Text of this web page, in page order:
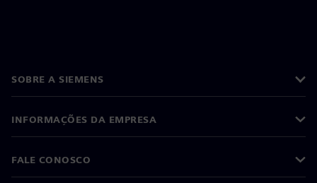
SOBRE A SIEMENS
INFORMAÇÕES DA EMPRESA
FALE CONOSCO